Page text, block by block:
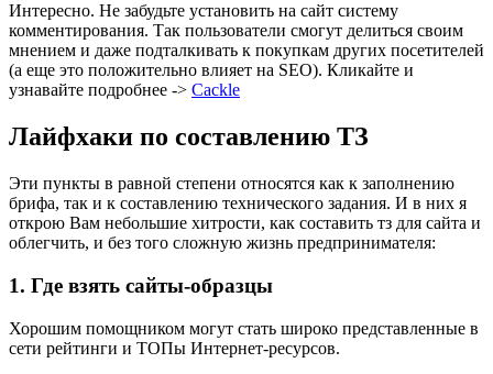
Интересно. Не забудьте установить на сайт систему
комментирования. Так пользователи смогут делиться своим
мнением и даже подталкивать к покупкам других посетителей
(а еще это положительно влияет на SEO). Кликайте и
узнавайте подробнее -> Сackle
Лайфхаки по составлению ТЗ
Эти пункты в равной степени относятся как к заполнению
брифа, так и к составлению технического задания. И в них я
открою Вам небольшие хитрости, как составить тз для сайта и
облегчить, и без того сложную жизнь предпринимателя:
1. Где взять сайты-образцы
Хорошим помощником могут стать широко представленные в
сети рейтинги и ТОПы Интернет-ресурсов.